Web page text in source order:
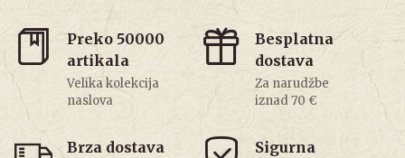
Preko 50000
artikala
Velika kolekcija
naslova
Besplatna
dostava
Za narudžbe
iznad 70 €
Brza dostava
Sigurna